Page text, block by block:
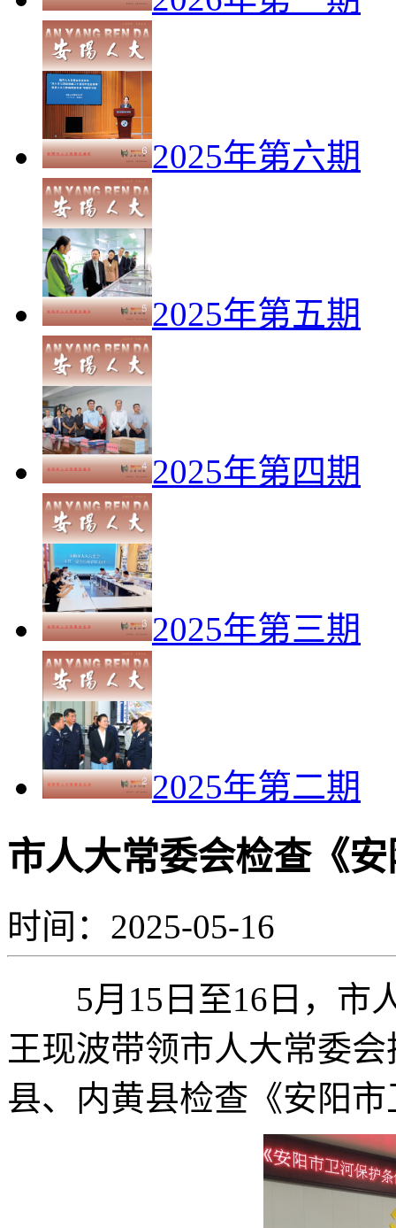
2025年第六期
2025年第五期
2025年第四期
2025年第三期
2025年第二期
市人大常委会检查《
时间：2025-05-16
5月15日至16日，市人
王现波带领市人大常委
县、内黄县检查《安阳